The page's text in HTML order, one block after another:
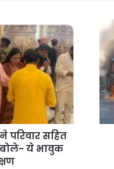
परिवार सहित
ये भावुक